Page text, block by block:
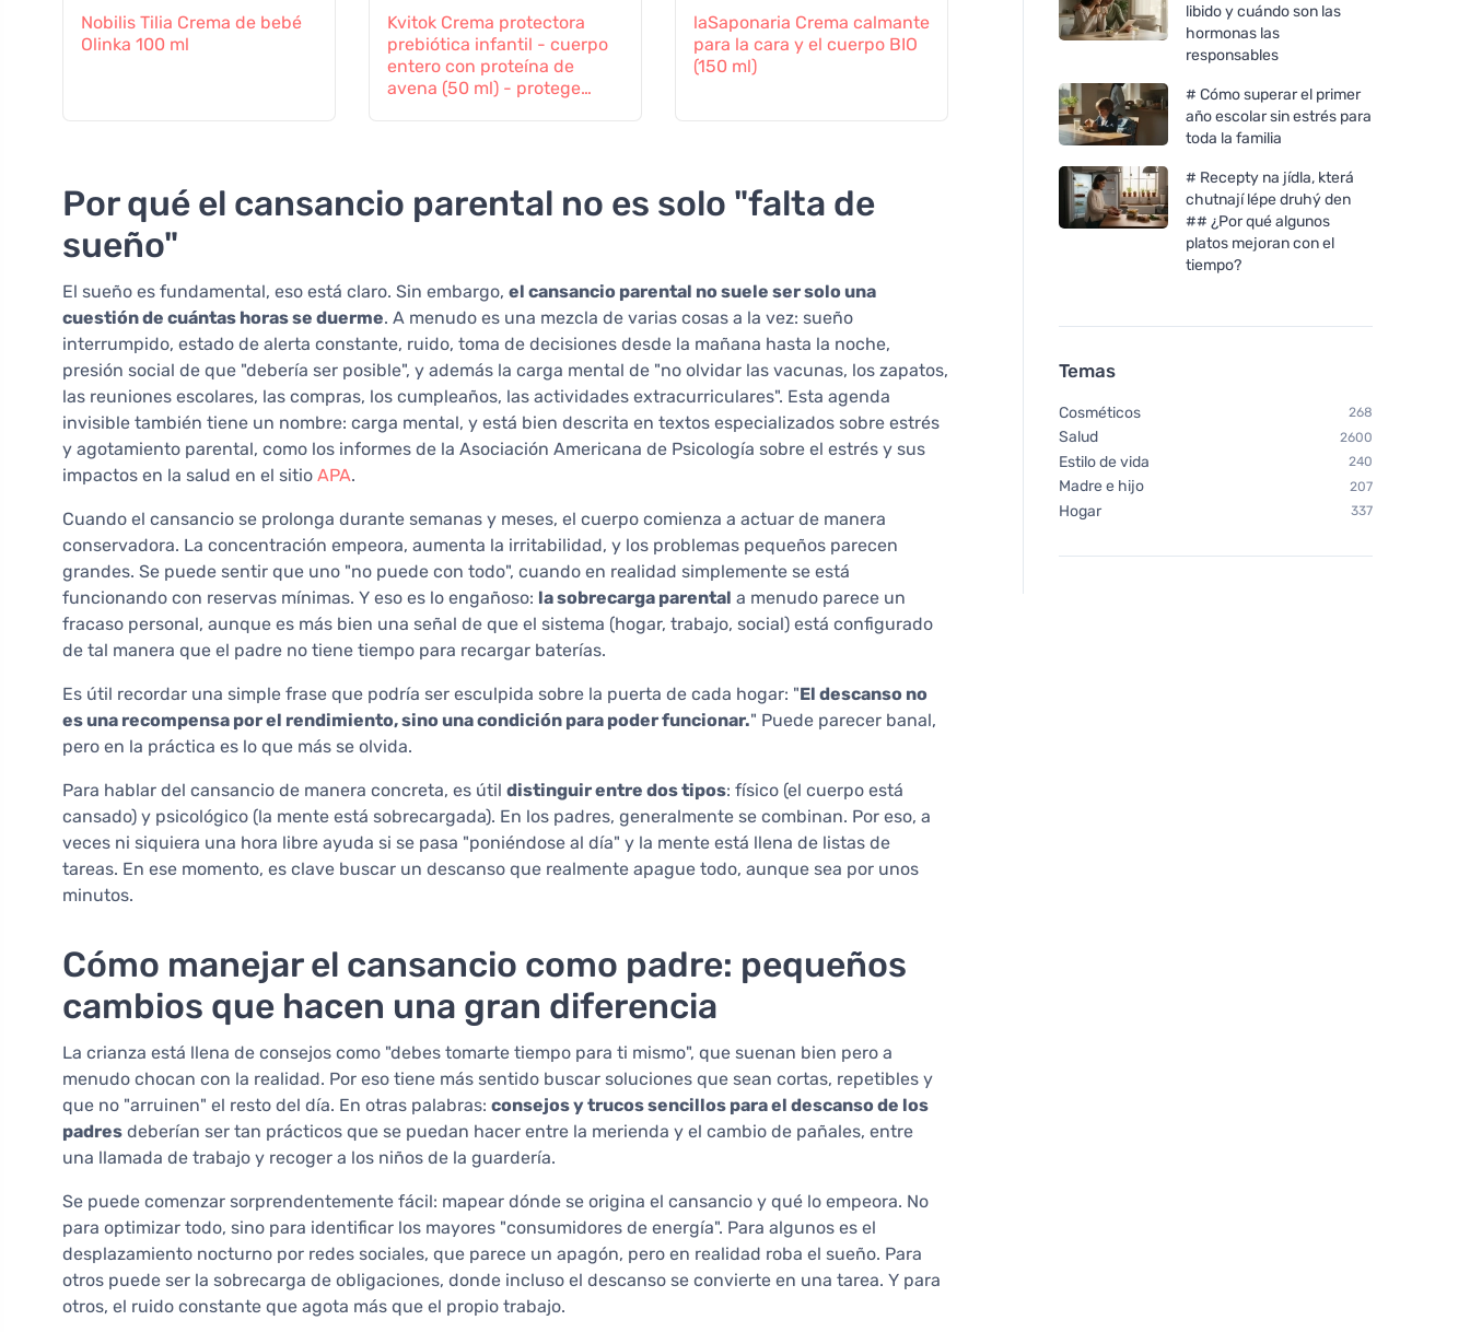
Nobilis Tilia Crema de bebé
Olinka 100 ml
Kvitok Crema protectora
prebiótica infantil - cuerpo
entero con proteína de
avena (50 ml) - protege
laSaponaria Crema calmante
para la cara y el cuerpo BIO
(150 ml)
Por qué el cansancio parental no es solo "falta de
sueño"
El sueño es fundamental, eso está claro. Sin embargo, el cansancio parental no suele ser solo una
cuestión de cuántas horas se duerme. A menudo es una mezcla de varias cosas a la vez: sueño
interrumpido, estado de alerta constante, ruido, toma de decisiones desde la mañana hasta la noche,
presión social de que "debería ser posible", y además la carga mental de "no olvidar las vacunas, los zapatos,
las reuniones escolares, las compras, los cumpleaños, las actividades extracurriculares". Esta agenda
invisible también tiene un nombre: carga mental, y está bien descrita en textos especializados sobre estrés
y agotamiento parental, como los informes de la Asociación Americana de Psicología sobre el estrés y sus
impactos en la salud en el sitio APA.
Cuando el cansancio se prolonga durante semanas y meses, el cuerpo comienza a actuar de manera
conservadora. La concentración empeora, aumenta la irritabilidad, y los problemas pequeños parecen
grandes. Se puede sentir que uno "no puede con todo", cuando en realidad simplemente se está
funcionando con reservas mínimas. Y eso es lo engañoso: la sobrecarga parental a menudo parece un
fracaso personal, aunque es más bien una señal de que el sistema (hogar, trabajo, social) está configurado
de tal manera que el padre no tiene tiempo para recargar baterías.
Es útil recordar una simple frase que podría ser esculpida sobre la puerta de cada hogar: "El descanso no
es una recompensa por el rendimiento, sino una condición para poder funcionar." Puede parecer banal,
pero en la práctica es lo que más se olvida.
Para hablar del cansancio de manera concreta, es útil distinguir entre dos tipos: físico (el cuerpo está
cansado) y psicológico (la mente está sobrecargada). En los padres, generalmente se combinan. Por eso, a
veces ni siquiera una hora libre ayuda si se pasa "poniéndose al día" y la mente está llena de listas de
tareas. En ese momento, es clave buscar un descanso que realmente apague todo, aunque sea por unos
minutos.
Cómo manejar el cansancio como padre: pequeños
cambios que hacen una gran diferencia
La crianza está llena de consejos como "debes tomarte tiempo para ti mismo", que suenan bien pero a
menudo chocan con la realidad. Por eso tiene más sentido buscar soluciones que sean cortas, repetibles y
que no "arruinen" el resto del día. En otras palabras: consejos y trucos sencillos para el descanso de los
padres deberían ser tan prácticos que se puedan hacer entre la merienda y el cambio de pañales, entre
una llamada de trabajo y recoger a los niños de la guardería.
Se puede comenzar sorprendentemente fácil: mapear dónde se origina el cansancio y qué lo empeora. No
para optimizar todo, sino para identificar los mayores "consumidores de energía". Para algunos es el
desplazamiento nocturno por redes sociales, que parece un apagón, pero en realidad roba el sueño. Para
otros puede ser la sobrecarga de obligaciones, donde incluso el descanso se convierte en una tarea. Y para
otros, el ruido constante que agota más que el propio trabajo.
libido y cuándo son las
hormonas las
responsables
# Cómo superar el primer
año escolar sin estrés para
toda la familia
# Recepty na jídla, která
chutnají lépe druhý den
## ¿Por qué algunos
platos mejoran con el
tiempo?
Temas
Cosméticos 268
Salud 2600
Estilo de vida 240
Madre e hijo 207
Hogar 337